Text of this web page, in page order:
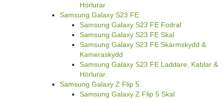
Hörlurar
Samsung Galaxy S23 FE
Samsung Galaxy S23 FE Fodral
Samsung Galaxy S23 FE Skal
Samsung Galaxy S23 FE Skärmskydd &
Kameraskydd
Samsung Galaxy S23 FE Laddare, Kablar &
Hörlurar
Samsung Galaxy Z Flip 5
Samsung Galaxy Z Flip 5 Skal